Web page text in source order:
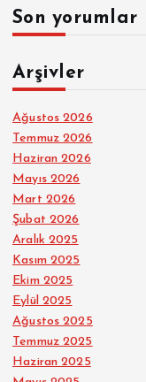
Son yorumlar
Arşivler
Ağustos 2026
Temmuz 2026
Haziran 2026
Mayıs 2026
Mart 2026
Şubat 2026
Aralık 2025
Kasım 2025
Ekim 2025
Eylül 2025
Ağustos 2025
Temmuz 2025
Haziran 2025